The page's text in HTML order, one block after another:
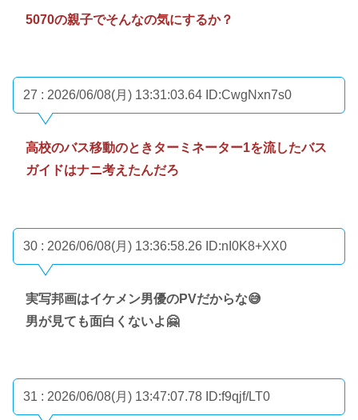
5070の親子でそんなの気にするか？
27 : 2026/06/08(月) 13:31:03.64 ID:CwgNxn7s0
高校のバス移動のときターミネーター1を流したバス
ガイドはナニ考えたんだろ
30 : 2026/06/08(月) 13:36:58.26 ID:nI0K8+XX0
実写邦画はイケメン男優のPVだからな😅
男が見ても面白くないよ🤗
31 : 2026/06/08(月) 13:47:07.78 ID:f9qjf/LT0